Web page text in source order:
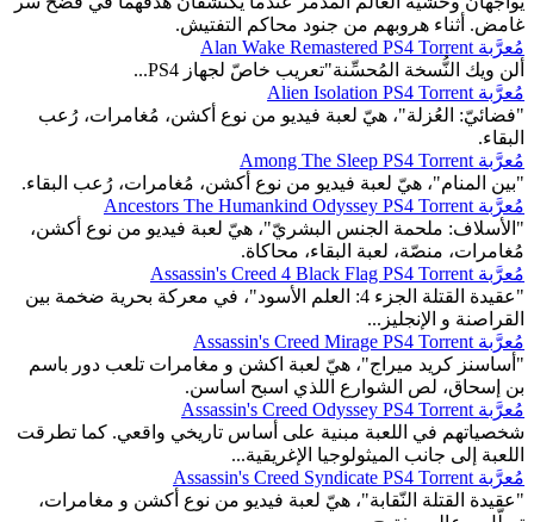
غامض. أثناء هروبهم من جنود محاكم التفتيش.
مُعرَّبة Alan Wake Remastered PS4 Torrent
ألن ويك النُّسخة المُحسِّنة"تعريب خاصّ لجهاز PS4...
مُعرَّبة Alien Isolation PS4 Torrent
"فضائيّ: العُزلة"، هيّ لعبة فيديو من نوع أكشن، مُغامرات، رُعب
البقاء.
مُعرَّبة Among The Sleep PS4 Torrent
"بين المنام"، هيّ لعبة فيديو من نوع أكشن، مُغامرات، رُعب البقاء.
مُعرَّبة Ancestors The Humankind Odyssey PS4 Torrent
"الأسلاف: ملحمة الجنس البشريّ"، هيّ لعبة فيديو من نوع أكشن،
مُغامرات، منصّة، لعبة البقاء، محاكاة.
مُعرَّبة Assassin's Creed 4 Black Flag PS4 Torrent
"عقيدة القتلة الجزء 4: العلم الأسود"، في معركة بحرية ضخمة بين
القراصنة و الإنجليز...
مُعرَّبة Assassin's Creed Mirage PS4 Torrent
"أساسنز كريد ميراج"، هيّ لعبة اكشن و مغامرات تلعب دور باسم
بن إسحاق، لص الشوارع اللذي اسبح اساسن.
مُعرَّبة Assassin's Creed Odyssey PS4 Torrent
شخصياتهم في اللعبة مبنية على أساس تاريخي واقعي. كما تطرقت
اللعبة إلى جانب الميثولوجيا الإغريقية...
مُعرَّبة Assassin's Creed Syndicate PS4 Torrent
"عقيدة القتلة النّقابة"، هيّ لعبة فيديو من نوع أكشن و مغامرات،